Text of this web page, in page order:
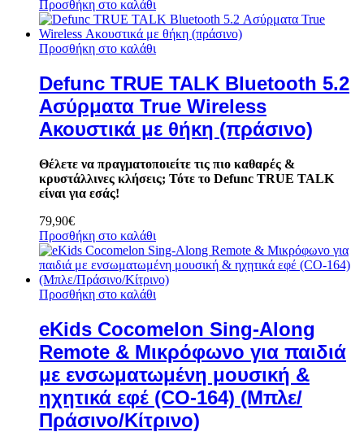
Προσθήκη στο καλάθι
Προσθήκη στο καλάθι
Defunc TRUE TALK Bluetooth 5.2
Ασύρματα True Wireless
Ακουστικά με θήκη (πράσινο)
Θέλετε να πραγματοποιείτε τις πιο καθαρές &
κρυστάλλινες κλήσεις; Τότε το Defunc TRUE TALK
είναι για εσάς!
79,90€
Προσθήκη στο καλάθι
Προσθήκη στο καλάθι
eKids Cocomelon Sing-Along
Remote & Μικρόφωνο για παιδιά
με ενσωματωμένη μουσική &
ηχητικά εφέ (CO-164) (Μπλε/
Πράσινο/Κίτρινο)